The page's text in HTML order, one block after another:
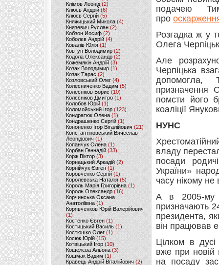
Клімов Леонід(2)
Клюєв Андрій(6)
Клюєв Сергій (5)
Княжицький Микола(4)
Князевич Руслан (2)
Кобзон Иосиф(2)
Коболєв Андрій (4)
Ковалів Юлія(1)
Ковтун Володимир (2)
Кодола Олександр (2)
Кожемякін Андрій (3)
Козак Володимир (1)
Козак Тарас (2)
Козловський Олег(4)
Колесниченко Вадим (5)
Колесніков Борис (10)
Колєсніков Дмитро (1)
Колобов Юрій (1)
Коломойський Ігор (123)
Кондратюк Олена(1)
Кондрашенко Сергій (1)
Кононенко Ігор Віталійович (21)
Константіновський Вячеслав
Леонідович (1)
Копанчук Олена (1)
Корбан Геннадій (33)
Корж Віктор (3)
Корнацький Аркадій (2)
Корнійчук Євген (1)
Коровченко Сергій (1)
Королевська Наталія(5)
Король Марія Григорівна (1)
Король Олександр (16)
Корчинська Оксана
Анатоліївна (1)
Корявченков Юрій Валерійович
(1)
Костенко Євген (1)
Костицький Василь (1)
Костюшко Олег (1)
Косюк Юрій (15)
Котвіцький Ігор (10)
Кошелєва Альона(3)
Кошмак Вадим (1)
Кравець Андрій Віталійович (2)
подачею
про
Розгадка ж у
Олега
Але
Черпіцька
допомогла,
призначення
помсти його
коаліції
НУНС
владу
посади
України»
часу нікому
А в 2005-му
призначають
президента,
він працював
Цілком в
вже при новій
на посаду